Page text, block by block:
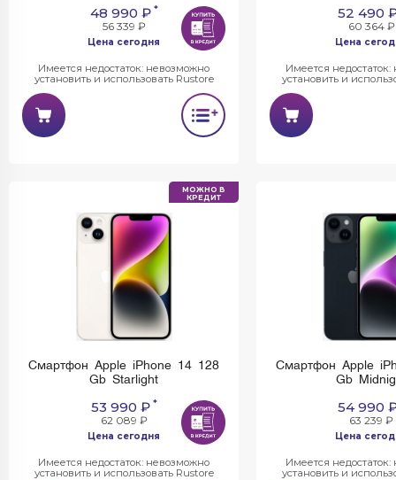
48 990 ₽*
56 339 ₽
Цена сегодня
Имеется недостаток: невозможно
установить и использовать Rustore
52 490
60 364 ₽
Цена
Имеется
установить и
МОЖНО В
КРЕДИТ
Смартфон Apple iPhone 14 128
Gb Starlight
53 990 ₽*
62 089 ₽
Цена сегодня
Имеется недостаток: невозможно
установить и использовать Rustore
Смартфон Apple
Gb
54 990
63 239 ₽
Цена
Имеется
установить и